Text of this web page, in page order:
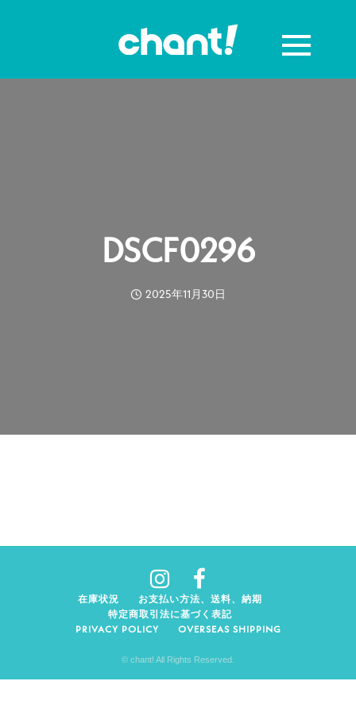
DSCF0296
2025年11月30日
在庫状況
お支払い方法、送料、納期
特定商取引法に基づく表記
PRIVACY POLICY
OVERSEAS SHIPPING
© chant! All Rights Reserved.